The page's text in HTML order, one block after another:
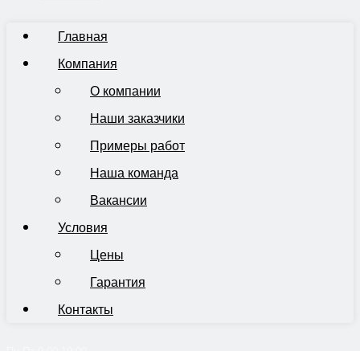
Главная
Компания
О компании
Наши заказчики
Примеры работ
Наша команда
Вакансии
Условия
Цены
Гарантия
Контакты